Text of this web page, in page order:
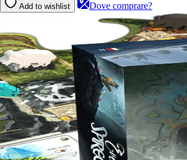
Add to wishlist Dove comprare?